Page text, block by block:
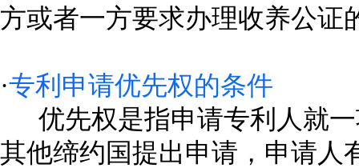
方或者一方要求办理收养公证
·专利申请优先权的条件
优先权是指申请专利人就一
其他缔约国提出申请，申请人